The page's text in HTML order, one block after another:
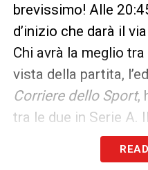
brevissimo! Alle
d’inizio che darà il
Chi avrà la meglio
vista della partita,
Corriere dello Sport,
tra le due in Serie A.
imbattuto da 19
e non ha mai